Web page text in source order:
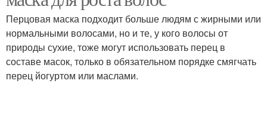
Перцовая маска подходит больше людям с жирными или
нормальными волосами, но и те, у кого волосы от
природы сухие, тоже могут использовать перец в
составе масок, только в обязательном порядке смягчать
перец йогуртом или маслами.